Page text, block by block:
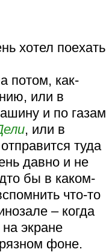
хотел поехать
потом, как-
или в
и по газам
, или в
туда
давно и не
бы в каком-
что-то
– когда
экране
фоне.